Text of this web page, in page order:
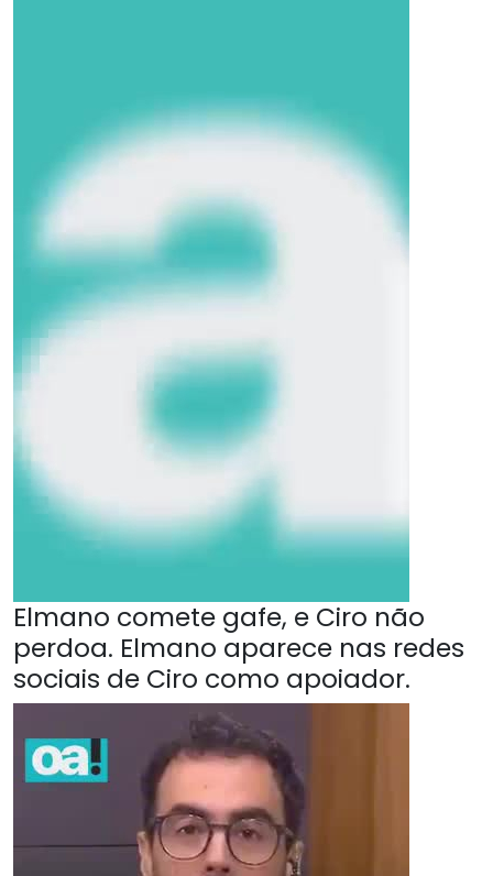
Elmano comete gafe, e Ciro não
perdoa. Elmano aparece nas redes
sociais de Ciro como apoiador.